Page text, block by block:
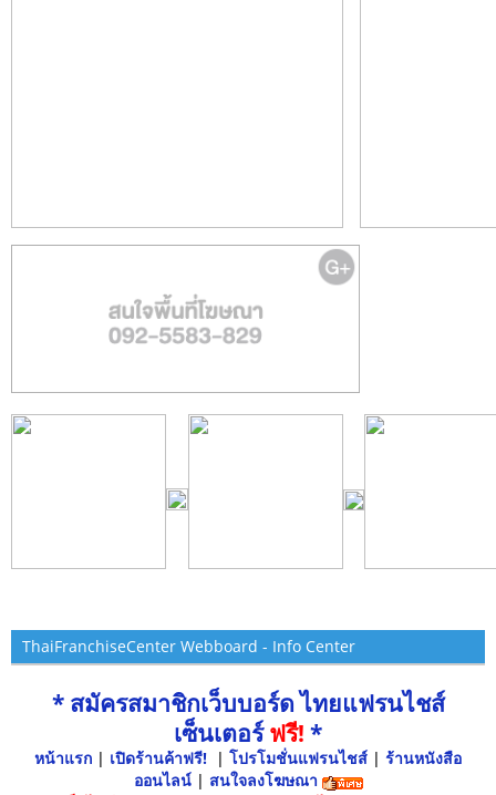
ThaiFranchiseCenter Webboard - Info Center
* สมัครสมาชิกเว็บบอร์ด ไทยแฟรนไชส์
เซ็นเตอร์ฟรี! *
หน้าแรก | เปิดร้านค้าฟรี! | โปรโมชั่นแฟรนไชส์ | ร้านหนังสือ
ออนไลน์ | สนใจลงโฆษณา